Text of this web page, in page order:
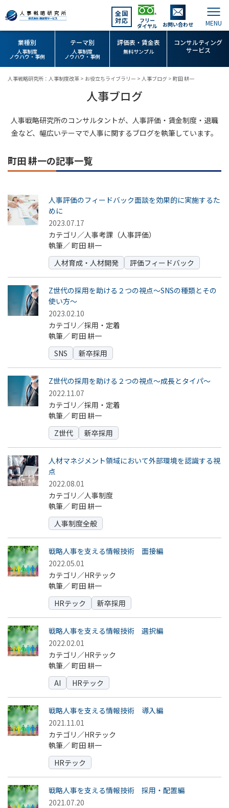
全国
対応
フリー
ダイヤル お問い合わせ
業種別
人事制度
ノウハウ・事例
テーマ別
人事制度
ノウハウ・事例
評価表・賃金表
無料サンプル
コンサルティング
サービス
人事戦略研究所：人事制度改革 > お役立ちライブラリー > 人事ブログ > 町田 耕一
人事ブログ
人事戦略研究所のコンサルタントが、人事評価・賃金制度・退職
金など、幅広いテーマで人事に関するブログを執筆しています。
町田 耕一の記事一覧
人事評価のフィードバック面談を効果的に実施するた
めに
2023.07.17
カテゴリ／人事考課（人事評価）
執筆／町田 耕一
人材育成・人材開発
評価フィードバック
Z世代の採用を助ける２つの視点～SNSの種類とその
使い方～
2023.02.10
カテゴリ／採用・定着
執筆／町田 耕一
SNS
新卒採用
Z世代の採用を助ける２つの視点～成長とタイパ～
2022.11.07
カテゴリ／採用・定着
執筆／町田 耕一
Z世代
新卒採用
人材マネジメント領域において外部環境を認識する視
点
2022.08.01
カテゴリ／人事制度
執筆／町田 耕一
人事制度全般
戦略人事を支える情報技術 面接編
2022.05.01
カテゴリ／HRテック
執筆／町田 耕一
HRテック
新卒採用
戦略人事を支える情報技術 選択編
2022.02.01
カテゴリ／HRテック
執筆／町田 耕一
AI
HRテック
戦略人事を支える情報技術 導入編
2021.11.01
カテゴリ／HRテック
執筆／町田 耕一
HRテック
戦略人事を支える情報技術 採用・配置編
2021.07.20